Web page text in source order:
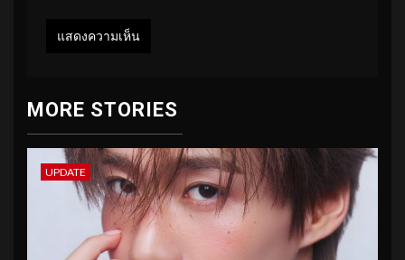
MORE STORIES
UPDATE